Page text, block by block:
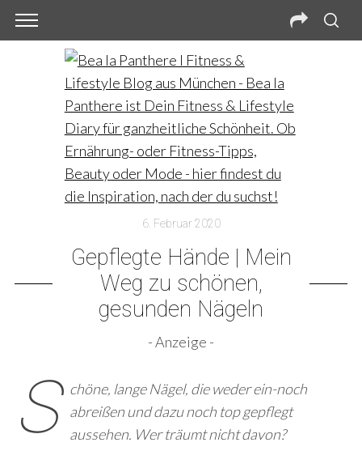
6. Februar 2020
Gepflegte Hände | Mein
Weg zu schönen,
gesunden Nägeln
- Anzeige -
S
chöne, lange Nägel, die weder ein-noch
abreißen und dazu noch top gepflegt
aussehen. Wer träumt nicht davon?